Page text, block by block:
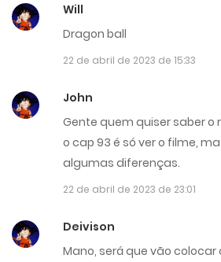
Will
Dragon ball
22 de abril de 2023 de 15:33
John
Gente quem quiser saber
o cap 93 é só ver o filme,
algumas diferenças.
22 de abril de 2023 de 23:01
Deivison
Mano, será que vão colocar